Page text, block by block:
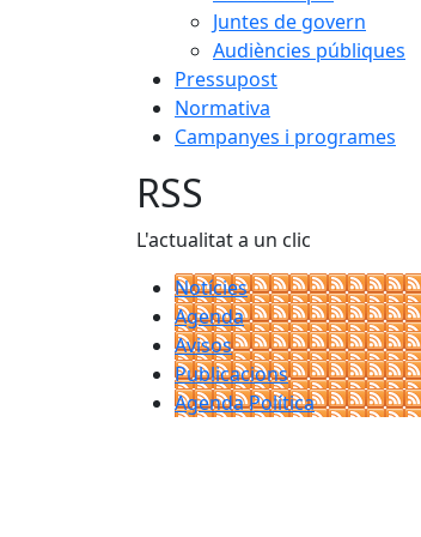
Juntes de govern
Audiències públiques
Pressupost
Normativa
Campanyes i programes
RSS
L'actualitat a un clic
Notícies
Agenda
Avisos
Publicacions
Agenda Política